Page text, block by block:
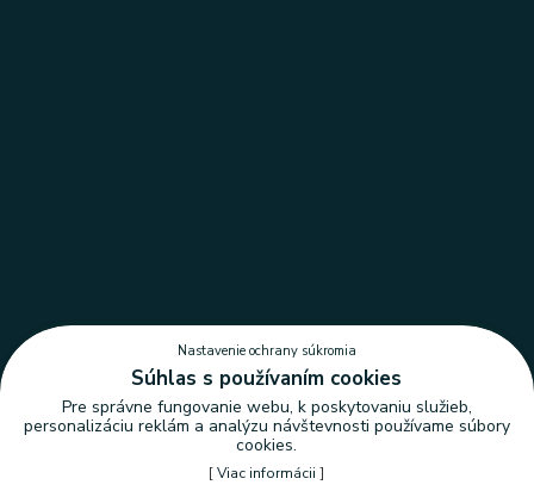
Nastavenie ochrany súkromia
Súhlas s používaním cookies
Pre správne fungovanie webu, k poskytovaniu služieb,
personalizáciu reklám a analýzu návštevnosti používame súbory
cookies.
[Viac informácii ]